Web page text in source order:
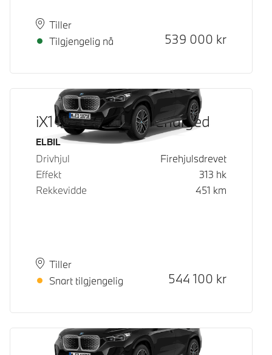
PlassTiller
Leveringstid
Tilgjengelig nå
Kontantpris
539 000 kr
iX1 xDrive30 Fully Charged
Drivstoff
ELBIL
Drivhjul
Firehjulsdrevet
Effekt
313 hk
Rekkevidde
451 km
PlassTiller
Leveringstid
Snart tilgjengelig
Kontantpris
544 100 kr